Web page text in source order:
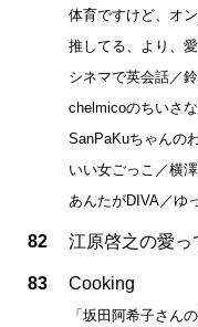
体育ですけど、オ
推してる、より、
シネマで英会話／
chelmicoのちいさ
SanPaKuちゃんの
いい女ごっこ／横
あんたがDIVA／ゆ
82 江原啓之の愛っ
83 Cooking
「坂田阿希子さん